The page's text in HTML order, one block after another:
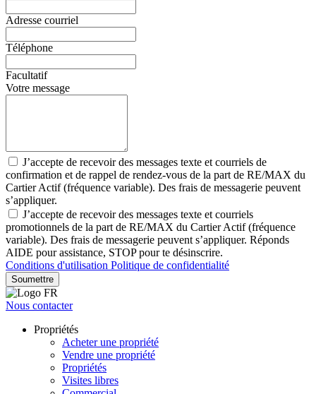
Adresse courriel
Téléphone
Facultatif
Votre message
J’accepte de recevoir des messages texte et courriels de
confirmation et de rappel de rendez-vous de la part de RE/MAX du
Cartier Actif (fréquence variable). Des frais de messagerie peuvent
s’appliquer.
J’accepte de recevoir des messages texte et courriels
promotionnels de la part de RE/MAX du Cartier Actif (fréquence
variable). Des frais de messagerie peuvent s’appliquer. Réponds
AIDE pour assistance, STOP pour te désinscrire.
Conditions d'utilisation Politique de confidentialité
Soumettre
Nous contacter
Propriétés
Acheter une propriété
Vendre une propriété
Propriétés
Visites libres